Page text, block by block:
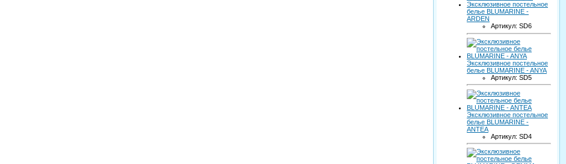
Эксклюзивное постельное
белье BLUMARINE -
ARDEN
Артикул: SD6
Эксклюзивное постельное
белье BLUMARINE - ANYA
Артикул: SD5
Эксклюзивное постельное
белье BLUMARINE -
ANTEA
Артикул: SD4